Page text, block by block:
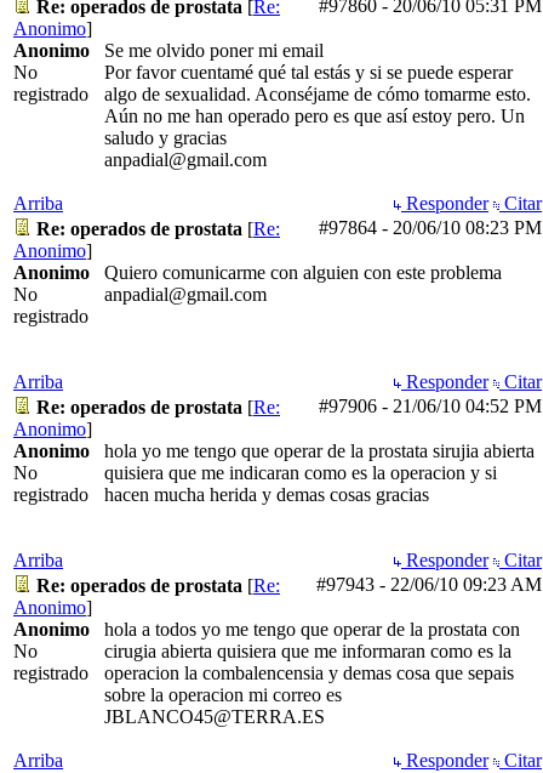
#97860 - 20/06/10 05:31 PM
Re: operados de prostata [Re:
Anonimo]
Anonimo
No
registrado
Se me olvido poner mi email
Por favor cuentamé qué tal estás y si se puede esperar
algo de sexualidad. Aconséjame de cómo tomarme esto.
Aún no me han operado pero es que así estoy pero. Un
saludo y gracias
anpadial@gmail.com
Arriba Responder
Citar
#97864 - 20/06/10 08:23 PM
Re: operados de prostata [Re:
Anonimo]
Anonimo
No
registrado
Quiero comunicarme con alguien con este problema
anpadial@gmail.com
Arriba Responder
Citar
#97906 - 21/06/10 04:52 PM
Re: operados de prostata [Re:
Anonimo]
Anonimo
No
registrado
hola yo me tengo que operar de la prostata sirujia abierta
quisiera que me indicaran como es la operacion y si
hacen mucha herida y demas cosas gracias
Arriba Responder
Citar
#97943 - 22/06/10 09:23 AM
Re: operados de prostata [Re:
Anonimo]
Anonimo
No
registrado
hola a todos yo me tengo que operar de la prostata con
cirugia abierta quisiera que me informaran como es la
operacion la combalencensia y demas cosa que sepais
sobre la operacion mi correo es
JBLANCO45@TERRA.ES
Arriba Responder
Citar